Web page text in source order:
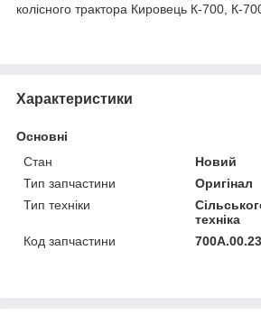
колісного трактора Кировець К-700, К-
Характеристики
Основні
Стан
Новий
Тип запчастини
Оригінал
Тип техніки
техніка
Код запчастини